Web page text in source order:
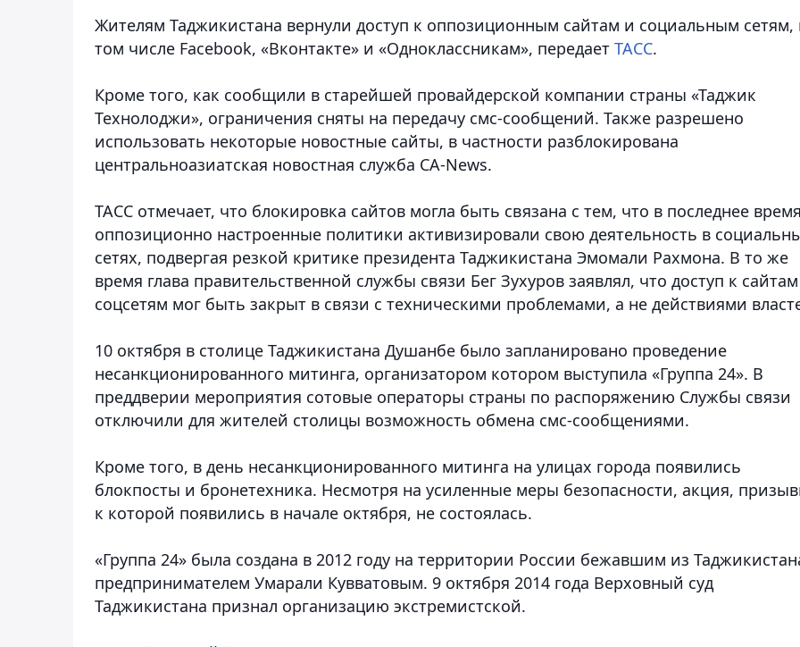
Жителям Таджикистана вернули доступ к оппозиционным сайтам и социальным сетям,
том числе Facebook, «Вконтакте» и «Одноклассникам», передает ТАСС.
Кроме того, как сообщили в старейшей провайдерской компании страны «Таджик
Технолоджи», ограничения сняты на передачу смс-сообщений. Также разрешено
использовать некоторые новостные сайты, в частности разблокирована
центральноазиатская новостная служба CA-News.
ТАСС отмечает, что блокировка сайтов могла быть связана с тем, что в последнее
оппозиционно настроенные политики активизировали свою деятельность в
сетях, подвергая резкой критике президента Таджикистана Эмомали Рахмона. В то же
время глава правительственной службы связи Бег Зухуров заявлял, что доступ к
соцсетям мог быть закрыт в связи с техническими проблемами, а не действиями
10 октября в столице Таджикистана Душанбе было запланировано проведение
несанкционированного митинга, организатором котором выступила «Группа 24». В
преддверии мероприятия сотовые операторы страны по распоряжению Службы связи
отключили для жителей столицы возможность обмена смс-сообщениями.
Кроме того, в день несанкционированного митинга на улицах города появились
блокпосты и бронетехника. Несмотря на усиленные меры безопасности, акция,
к которой появились в начале октября, не состоялась.
«Группа 24» была создана в 2012 году на территории России бежавшим из
предпринимателем Умарали Кувватовым. 9 октября 2014 года Верховный суд
Таджикистана признал организацию экстремистской.